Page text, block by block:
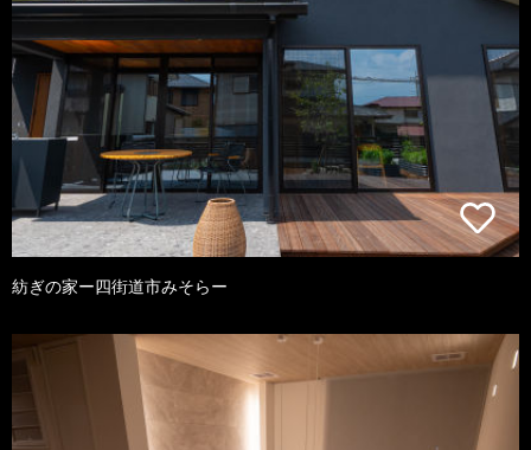
紡ぎの家ー四街道市みそらー